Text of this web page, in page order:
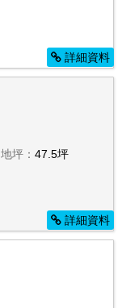
詳細資料
地坪：47.5坪
詳細資料